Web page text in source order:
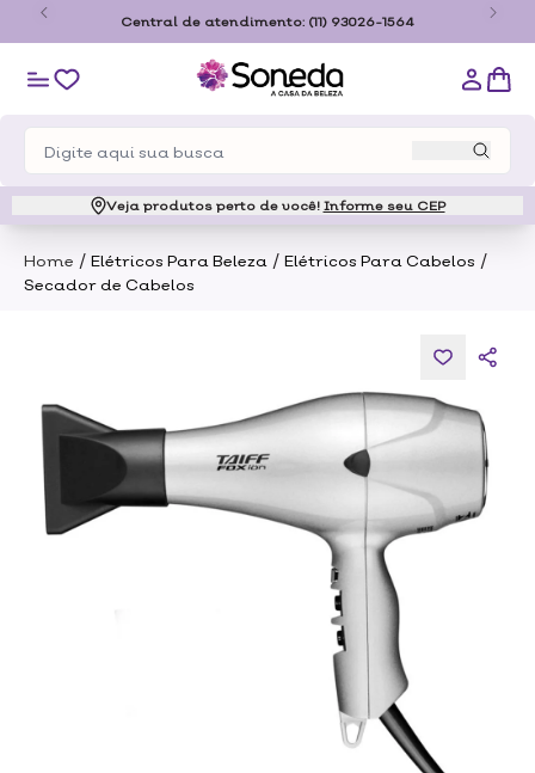
Central de atendimento: (11) 93026-1564
Veja produtos perto de você! Informe seu CEP
Home / Elétricos Para Beleza / Elétricos Para Cabelos /
Secador de Cabelos